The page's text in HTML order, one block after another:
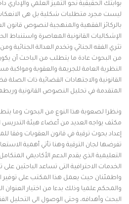
بوابتك الحقيقية نحو التميز العلمي
ليست مجرد متطلبات شكلية بل هى
بالركائز الفقهية والمنهجية لنصوص قانون
الإشكاليات القانونية المعاصرة واستنباط
تثري الفقه الجنائي وتخدم العدالة الجنائية
من البحوث عادة ما يتطلب من الباحث أن
النظرية العامة للجريمة والعقوبة ومواكبة
القانونية والاجتهادات القضائية ذات الصلة
المتقدمة في تحليل النصوص القانونية
ونظرا لصعوبة هذا النوع من البحوث وما
مكثف يواجه العديد من أعضاء هيئة التدريس
إعداد بحوث ترقية في قانون العقوبات وفقا
تفرضها لجان الترقية وهنا تأتي أهمية
التعليمية الذي يقدم الدعم الأكاديمي
الخدمات الاحترافية التى تساعد الباحثين على
واطمئنان حيث يعمل هذا المكتب على توفير
والمحكم علميا وذلك بدءا من اختيار
البحث وأهدافه، وحتى الوصول الى التحليل